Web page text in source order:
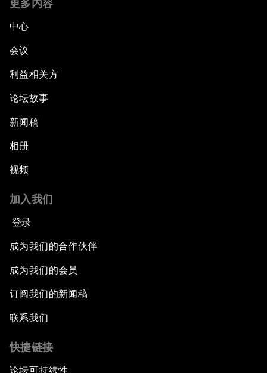
更多内容
中心
会议
利益相关方
论坛故事
新闻稿
相册
视频
加入我们
登录
成为我们的合作伙伴
成为我们的会员
订阅我们的新闻稿
联系我们
快捷链接
论坛可持续性